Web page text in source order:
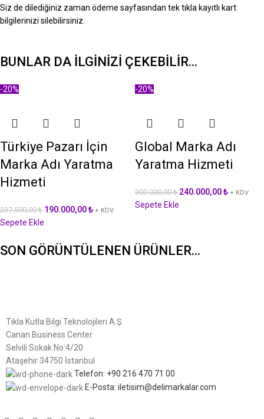
Siz de dilediğiniz zaman ödeme sayfasından tek tıkla kayıtlı kart
bilgilerinizi silebilirsiniz.
BUNLAR DA İLGİNİZİ ÇEKEBİLİR...
-20%
Türkiye Pazarı İçin
Marka Adı Yaratma
Hizmeti
237.500,00₺ 190.000,00₺ + KDV
Sepete Ekle
-20%
Global Marka Adı
Yaratma Hizmeti
300.000,00₺ 240.000,00₺ + KDV
Sepete Ekle
SON GÖRÜNTÜLENEN ÜRÜNLER...
Tıkla Kutla Bilgi Teknolojileri A.Ş.
Canan Business Center
Selvili Sokak No:4/20
Ataşehir 34750 İstanbul
Telefon: +90 216 470 71 00
E-Posta: iletisim@delimarkalar.com